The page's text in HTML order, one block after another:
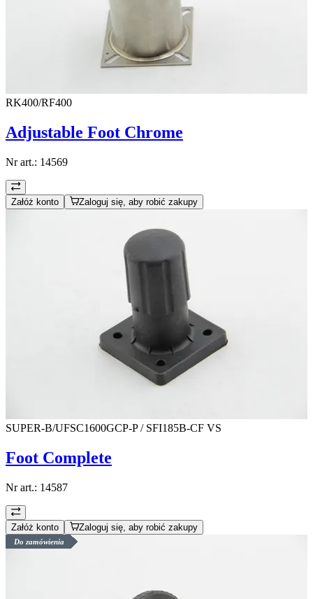
RK400/RF400
Adjustable Foot Chrome
Nr art.: 14569
Załóż konto Zaloguj się, aby robić zakupy
SUPER-B/UFSC1600GCP-P / SFI185B-CF VS
Foot Complete
Nr art.: 14587
Załóż konto Zaloguj się, aby robić zakupy
Do zamówienia